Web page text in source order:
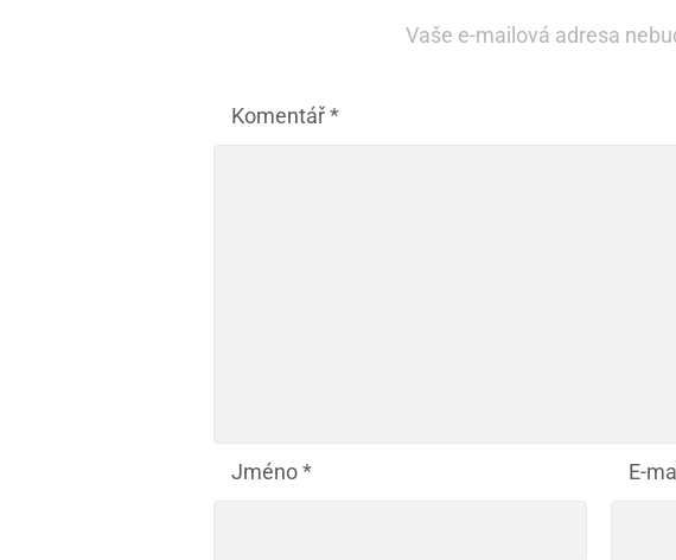
Vaše e-mailová adresa
Komentář*
Jméno* E-